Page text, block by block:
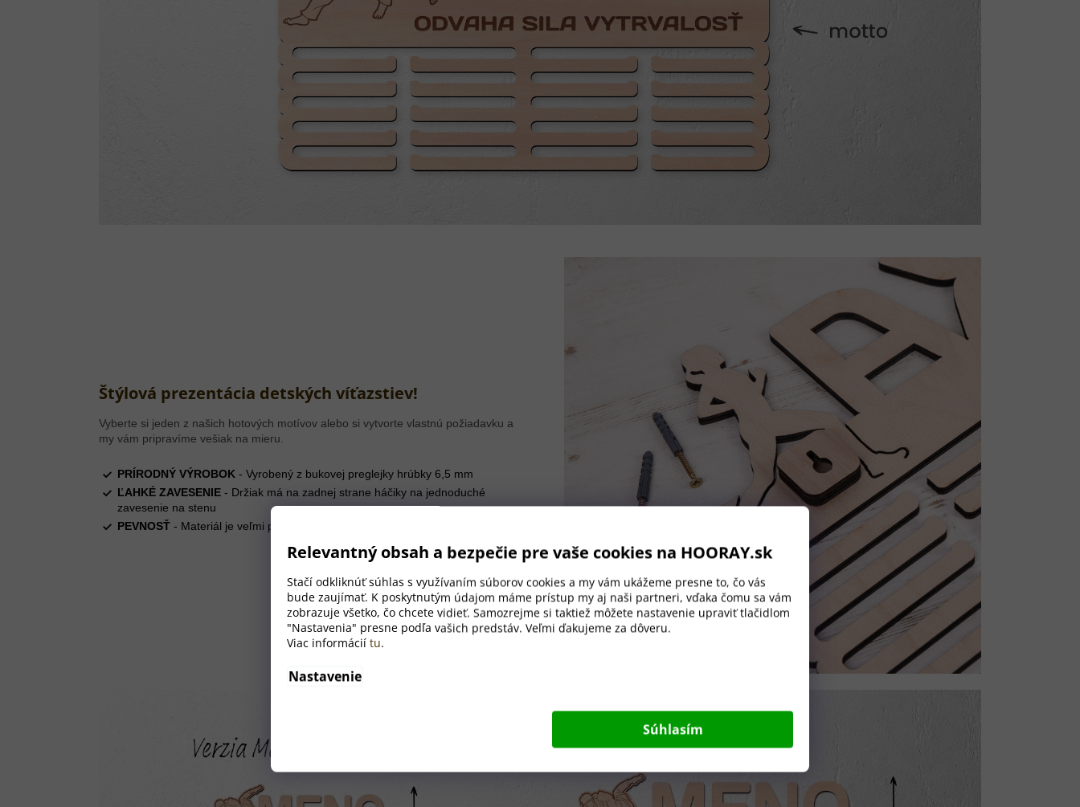
Relevantný obsah a bezpečie pre vaše cookies na HOORAY.sk
Stačí odkliknúť súhlas s využívaním súborov cookies a my vám ukážeme presne to, čo vás
bude zaujímať. K poskytnutým údajom máme prístup my aj naši partneri, vďaka čomu sa vám
zobrazuje všetko, čo chcete vidieť. Samozrejme si taktiež môžete nastavenie upraviť tlačidlom
"Nastavenia" presne podľa vašich predstáv. Veľmi ďakujeme za dôveru.
Viac informácií tu.
Nastavenie
Súhlasím
Štýlová prezentácia detských víťazstiev!
Vyberte si jeden z našich hotových motívov alebo si vytvorte vlastnú požiadavku a
my vám pripravíme vešiak na mieru.
PRÍRODNÝ VÝROBOK - Vyrobený z bukovej preglejky hrúbky 6,5 mm
ĽAHKÉ ZAVESENIE - Držiak má na zadnej strane háčiky na jednoduché
zavesenie na stenu
PEVNOSŤ - Materiál je veľmi pevný, ale zároveň ľahký.